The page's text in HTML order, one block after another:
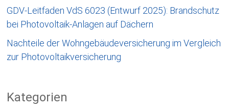
GDV-Leitfaden VdS 6023 (Entwurf 2025): Brandschutz
bei Photovoltaik-Anlagen auf Dächern
Nachteile der Wohngebäudeversicherung im Vergleich
zur Photovoltaikversicherung
Kategorien